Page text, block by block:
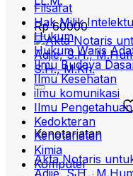
Rp60000
Kenotariatan
Akta Notaris
Filsafat
Hak Milik
Hukum
Hukum Waris
Ilmu Budaya
Ilmu Kesehatan
ilmu komunikasi
Ilmu Pengetahuan
Kedokteran
Kenotariatan
Kimia
Komputer